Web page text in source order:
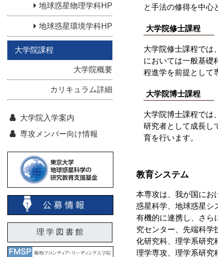
地球惑星物理学科HP
地球惑星環境学科HP
大学院課程
大学院概要
カリキュラム詳細
大学院入学案内
専攻メンバー向け情報
理 学 図 書 館
と手法の修得を中心
大学院修士課程
大学院修士課程では
においては一般基礎
程進学を前提として
大学院博士課程
大学院博士課程では
研究者として成長し
育を行います。
教育システム
本専攻は、我が国にお
惑星科学、地球惑星シ
有機的に連携し、さら
究センター、先端科学
化研究科、理学系研究
理学専攻、理学系研究